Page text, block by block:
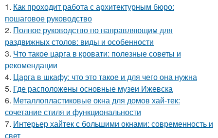
1. Как проходит работа с архитектурным бюро:
пошаговое руководство
2. Полное руководство по направляющим для
раздвижных столов: виды и особенности
3. Что такое царга в кровати: полезные советы и
рекомендации
4. Царга в шкафу: что это такое и для чего она нужна
5. Где расположены основные музеи Ижевска
6. Металлопластиковые окна для домов хай-тек:
сочетание стиля и функциональности
7. Интерьер хайтек с большими окнами: современность и
свет